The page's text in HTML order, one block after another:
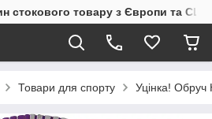
стокового товару з Європи та
Товари для спорту Уцінка! Обруч